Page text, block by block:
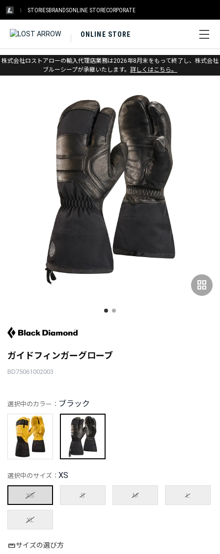
STORIESBRANDSONLINE STORECORPORATE
ONLINE STORE
株式会社ロストアローの輸入代理店業務は2026年8月末をもって終了し、株式会社
ブルーシープが承継いたします。 詳しくはこちら。
ホーム > ブラックダイヤモンド > グローブ > スキー
grid_view
ガイドフィンガーグローブ
BD75061002003
選択中のカラー： ブラック
選択中のサイズ： XS
XS S M L
XL
サイズの選び方